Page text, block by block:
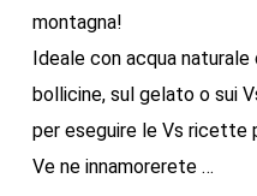
montagna!
Ideale con acqua
bollicine, sul gelato o sui
per eseguire le Vs ricette
Ve ne innamorerete …